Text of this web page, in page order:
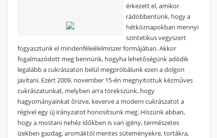
érkezett el, amikor
rádöbbentünk, hogy a
hétköznapokban mennyi
szintetikus vegyszert
fogyasztunk el mindenféleélelmiszer formájában. Akkor
fogalmazódott meg bennünk, hogyha lehetőségünk adódik
legalább a cukrászaton belül megpróbálunk ezen a dolgon
javítani. Ezért 2009. november 15-én megnyitottuk kézműves
cukrászatunkat, melyben arra törekszünk, hogy
hagyományainkat őrizve, keverve a modern cukrászatot a
régivel egy új irányzatot honosítsunk meg. Hiszünk abban,
hogy a mostani nehéz időkben is van igény, természetes
ízekben gazdag, aromáktól mentes süteményekre, tortákra,